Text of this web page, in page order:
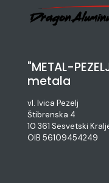
"METAL-
metala
vl. Ivica Pezelj
Štibrenska 4
10 361 Sesvetski
OIB 56109454249